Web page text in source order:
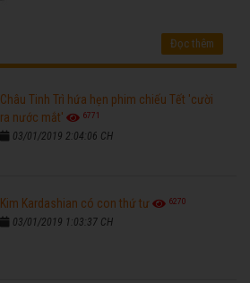
Đọc thêm
Châu Tinh Trì hứa hẹn phim chiếu Tết 'cười
ra nước mắt'
6771
03/01/2019 2:04:06 CH
Kim Kardashian có con thứ tư 6270
03/01/2019 1:03:37 CH